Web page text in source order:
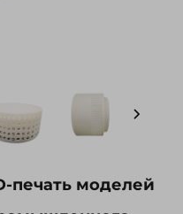
печать моделей